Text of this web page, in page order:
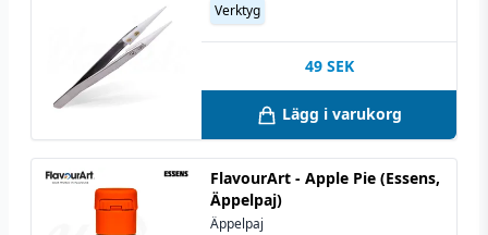
Verktyg
49 SEK
Lägg i varukorg
FlavourArt - Apple Pie (Essens,
Äppelpaj)
Äppelpaj